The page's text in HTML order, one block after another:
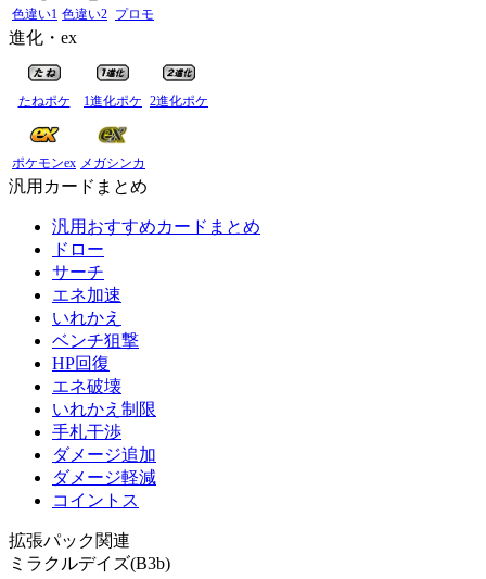
色違い1 色違い2 プロモ
進化・ex
たねポケ 1進化ポケ 2進化ポケ
ポケモンex メガシンカ
汎用カードまとめ
汎用おすすめカードまとめ
ドロー
サーチ
エネ加速
いれかえ
ベンチ狙撃
HP回復
エネ破壊
いれかえ制限
手札干渉
ダメージ追加
ダメージ軽減
コイントス
拡張パック関連
ミラクルデイズ(B3b)